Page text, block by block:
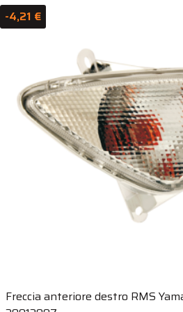
Freccia anteriore destro RMS
-4,21 €